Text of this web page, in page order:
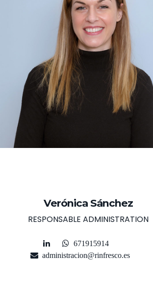
Verónica Sánchez
RESPONSABLE ADMINISTRATION
671915914
administracion@rinfresco.es